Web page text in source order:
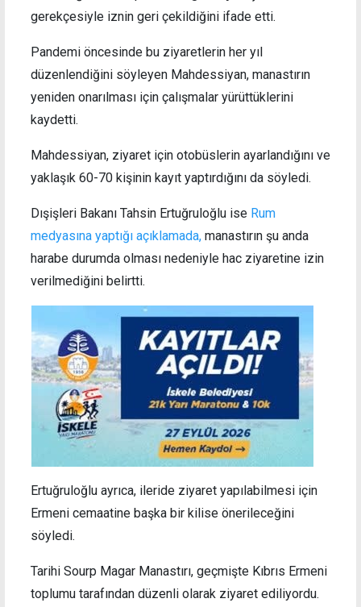
gerekçesiyle iznin geri çekildiğini ifade etti.
Pandemi öncesinde bu ziyaretlerin her yıl
düzenlendiğini söyleyen Mahdessiyan, manastırın
yeniden onarılması için çalışmalar yürüttüklerini
kaydetti.
Mahdessiyan, ziyaret için otobüslerin ayarlandığını ve
yaklaşık 60-70 kişinin kayıt yaptırdığını da söyledi.
Dışişleri Bakanı Tahsin Ertuğruloğlu ise Rum
medyasına yaptığı açıklamada, manastırın şu anda
harabe durumda olması nedeniyle hac ziyaretine izin
verilmediğini belirtti.
Ertuğruloğlu ayrıca, ileride ziyaret yapılabilmesi için
Ermeni cemaatine başka bir kilise önerileceğini
söyledi.
Tarihi Sourp Magar Manastırı, geçmişte Kıbrıs Ermeni
toplumu tarafından düzenli olarak ziyaret ediliyordu.